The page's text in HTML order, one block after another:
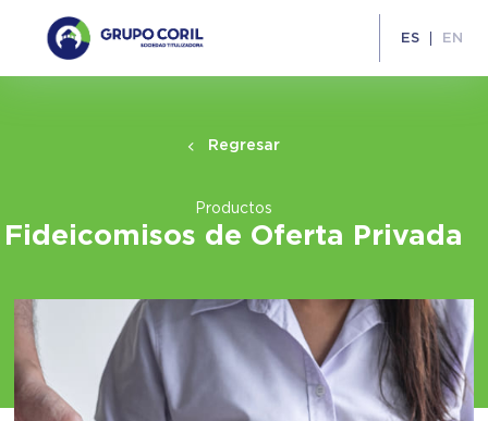
ES EN
Regresar
Productos
Fideicomisos de Oferta Privada